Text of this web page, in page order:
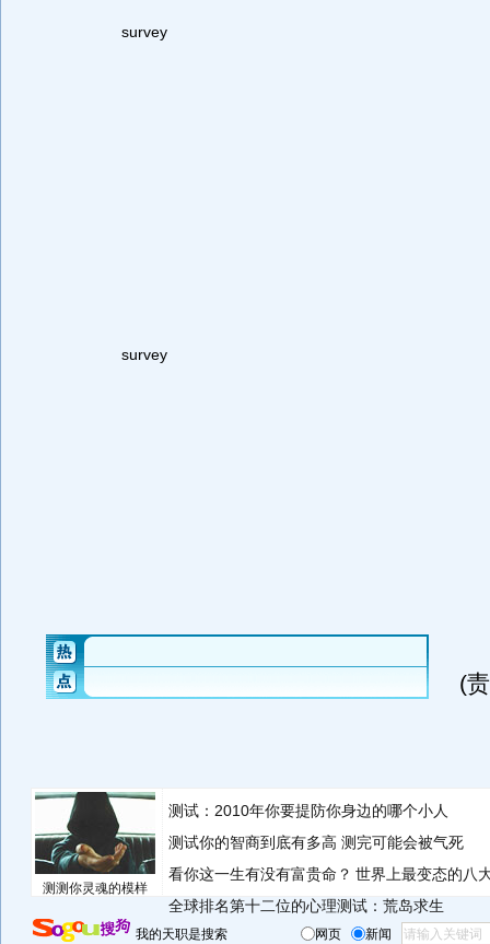
survey
survey
(
测测你灵魂的模样
测试：2010年你要提防你身边的哪个小人
测试你的智商到底有多高 测完可能会被气死
看你这一生有没有富贵命？ 世界上最变态的八
全球排名第十二位的心理测试：荒岛求生
我的天职是搜索 网页 新闻